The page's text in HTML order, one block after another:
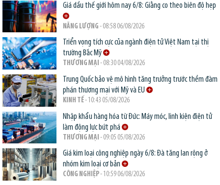
Giá dầu thế giới hôm nay 6/8: Giằng co theo biên độ hẹp
NĂNG LƯỢNG - 08:58 06/08/2026
Triển vọng tích cực của ngành điện tử Việt Nam tại thị
trường Bắc Mỹ
THƯƠNG MẠI - 08:30 04/08/2026
Trung Quốc bảo vệ mô hình tăng trưởng trước thềm đàm
phán thương mại với Mỹ và EU
KINH TẾ- 10:43 05/08/2026
Nhập khẩu hàng hóa từ Đức: Máy móc, linh kiện điện tử
làm động lực bứt phá
THƯƠNG MẠI - 09:05 05/08/2026
Giá kim loại công nghiệp ngày 6/8: Đà tăng lan rộng ở
nhóm kim loại cơ bản
CÔNG NGHIỆP- 10:59 06/08/2026